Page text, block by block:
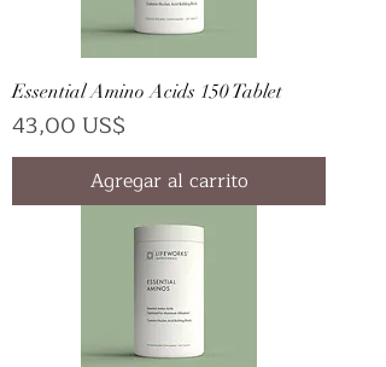
Essential Amino Acids 150 Tablet
Precio
43,00 US$
Agregar al carrito